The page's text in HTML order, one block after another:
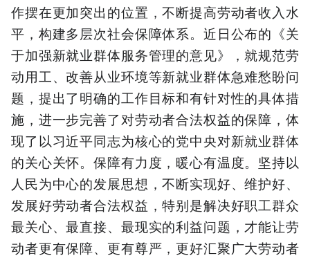
作摆在更加突出的位置，不断提高劳动者收入水
平，构建多层次社会保障体系。近日公布的《关
于加强新就业群体服务管理的意见》，就规范劳
动用工、改善从业环境等新就业群体急难愁盼问
题，提出了明确的工作目标和有针对性的具体措
施，进一步完善了对劳动者合法权益的保障，体
现了以习近平同志为核心的党中央对新就业群体
的关心关怀。保障有力度，暖心有温度。坚持以
人民为中心的发展思想，不断实现好、维护好、
发展好劳动者合法权益，特别是解决好职工群众
最关心、最直接、最现实的利益问题，才能让劳
动者更有保障、更有尊严，更好汇聚广大劳动者